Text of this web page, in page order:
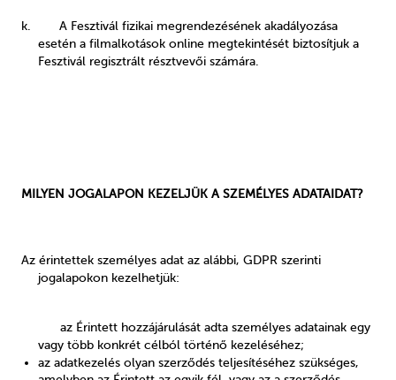
k. A Fesztivál fizikai megrendezésének akadályozása
esetén a filmalkotások online megtekintését biztosítjuk a
Fesztivál regisztrált résztvevői számára.
MILYEN JOGALAPON KEZELJÜK A SZEMÉLYES ADATAIDAT?
Az érintettek személyes adat az alábbi, GDPR szerinti
jogalapokon kezelhetjük:
az Érintett hozzájárulását adta személyes adatainak egy
vagy több konkrét célból történő kezeléséhez;
az adatkezelés olyan szerződés teljesítéséhez szükséges,